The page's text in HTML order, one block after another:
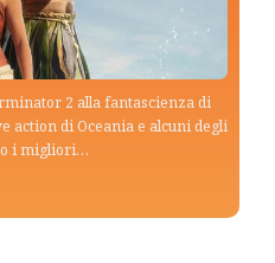
2 alla fantascienza di
action di Oceania e alcuni degli
i migliori…